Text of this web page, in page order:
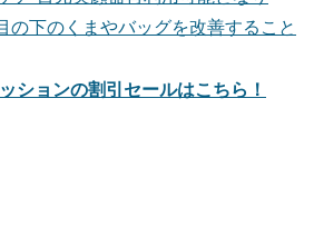
の下のくまやバッグを改善すること
ションの割引セールはこちら！